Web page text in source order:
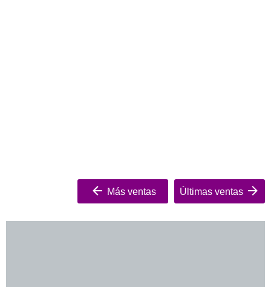
Más ventas Últimas ventas